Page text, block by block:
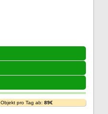
Objekt pro Tag ab: 89€